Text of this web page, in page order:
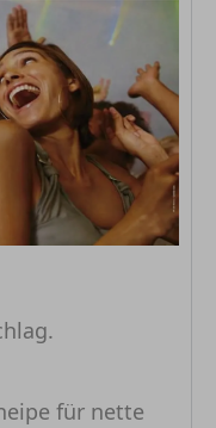
für nette